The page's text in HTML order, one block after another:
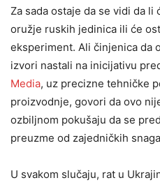
Za sada ostaje da se vidi da
oružje ruskih jedinica ili će
eksperiment. Ali činjenica da
izvori nastali na inicijativu
Media, uz precizne tehničke
proizvodnje, govori da ovo
ozbiljnom pokušaju da se
preuzme od zajedničkih
U svakom slučaju, rat u